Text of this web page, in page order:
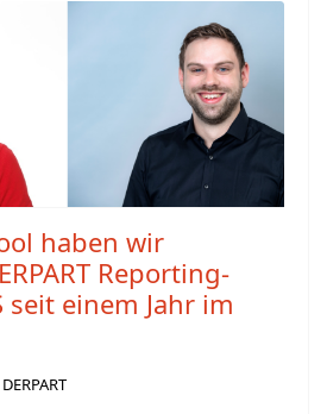
haben wir
Reporting-
seit einem Jahr im
DERPART